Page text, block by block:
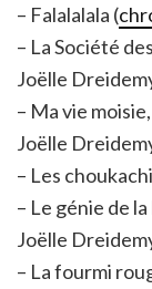
– Falalalala (
– La Société
Joëlle
– Ma vie
Joëlle
– Les
– Le génie de
Joëlle
– La fourmi